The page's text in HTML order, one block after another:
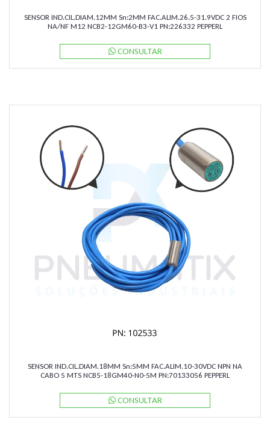
SENSOR IND.CIL.DIAM.12MM Sn:2MM FAC.ALIM.26.5-31.9VDC 2 FIOS
NA/NF M12 NCB2-12GM60-B3-V1 PN:226332 PEPPERL
CONSULTAR
SENSOR IND.CIL.DIAM.18MM Sn:5MM FAC.ALIM.10-30VDC NPN NA
CABO 5 MTS NCB5-18GM40-N0-5M PN:70133056 PEPPERL
CONSULTAR